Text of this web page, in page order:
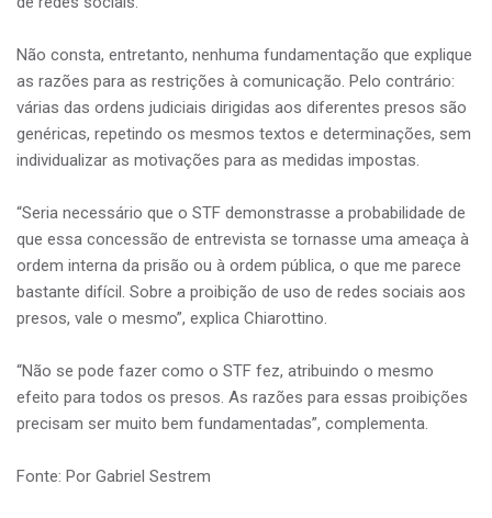
Não consta, entretanto, nenhuma fundamentação que explique
as razões para as restrições à comunicação. Pelo contrário:
várias das ordens judiciais dirigidas aos diferentes presos são
genéricas, repetindo os mesmos textos e determinações, sem
individualizar as motivações para as medidas impostas.
“Seria necessário que o STF demonstrasse a probabilidade de
que essa concessão de entrevista se tornasse uma ameaça à
ordem interna da prisão ou à ordem pública, o que me parece
bastante difícil. Sobre a proibição de uso de redes sociais aos
presos, vale o mesmo”, explica Chiarottino.
“Não se pode fazer como o STF fez, atribuindo o mesmo
efeito para todos os presos. As razões para essas proibições
precisam ser muito bem fundamentadas”, complementa.
Fonte: Por Gabriel Sestrem